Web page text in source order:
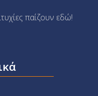
παίζουν εδώ!